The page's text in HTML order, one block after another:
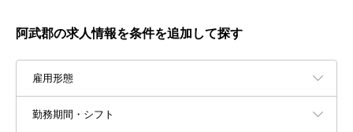
阿武郡の求人情報を条件を追加して探す
雇用形態
勤務期間・シフト